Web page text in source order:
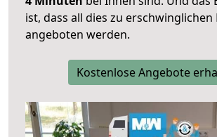
ist, dass all dies zu erschwinglichen
angeboten werden.
Kostenlose Angebote